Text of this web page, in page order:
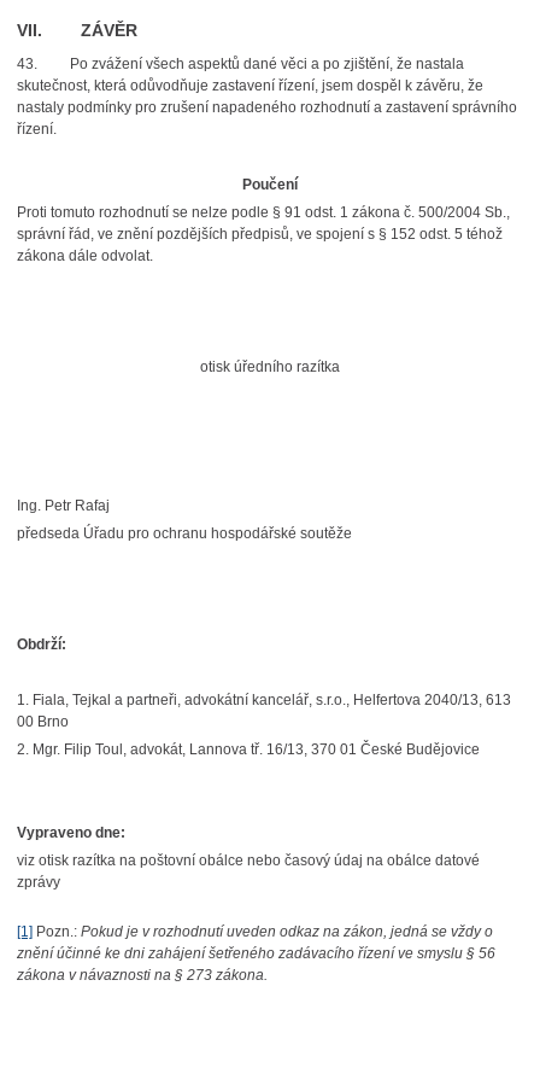
VII. ZÁVĚR
43.
Po zvážení všech aspektů dané věci a po zjištění, že nastala
skutečnost, která odůvodňuje zastavení řízení, jsem dospěl k závěru, že
nastaly podmínky pro zrušení napadeného rozhodnutí a zastavení správního
řízení.
Poučení
Proti tomuto rozhodnutí se nelze podle § 91 odst. 1 zákona č. 500/2004 Sb.,
správní řád, ve znění pozdějších předpisů, ve spojení s § 152 odst. 5 téhož
zákona dále odvolat.
otisk úředního razítka
Ing. Petr Rafaj
předseda Úřadu pro ochranu hospodářské soutěže
Obdrží:
1. Fiala, Tejkal a partneři, advokátní kancelář, s.r.o., Helfertova 2040/13, 613
00 Brno
2. Mgr. Filip Toul, advokát, Lannova tř. 16/13, 370 01 České Budějovice
Vypraveno dne:
viz otisk razítka na poštovní obálce nebo časový údaj na obálce datové
zprávy
[1] Pozn.: Pokud je v rozhodnutí uveden odkaz na zákon, jedná se vždy o
znění účinné ke dni zahájení šetřeného zadávacího řízení ve smyslu § 56
zákona v návaznosti na § 273 zákona.